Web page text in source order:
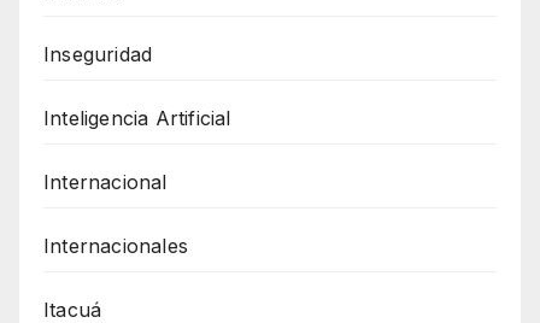
Inseguridad
Inteligencia Artificial
Internacional
Internacionales
Itacuá